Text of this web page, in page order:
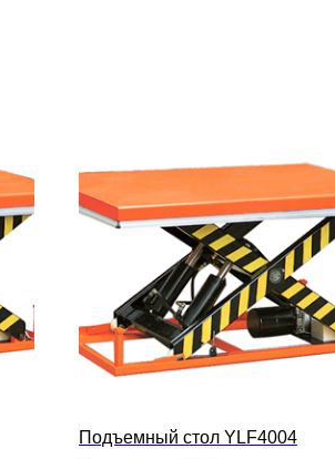
Подъемный стол YLF4004